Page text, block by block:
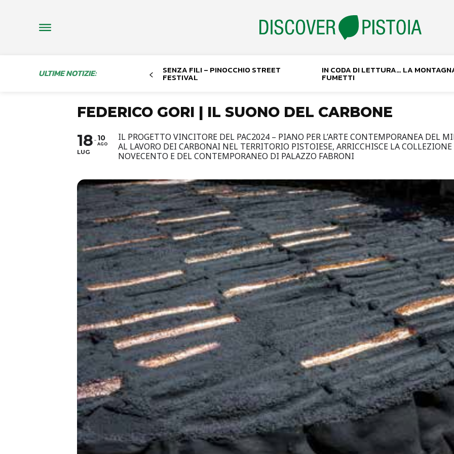
ULTIME NOTIZIE: SENZA FILI – PINOCCHIO STREET
FESTIVAL
IN CODA DI LETTURA… LA
FUMETTI
FEDERICO GORI | IL SUONO DEL CARBONE
18
LUG
10
AGO
IL PROGETTO VINCITORE DEL PAC2024 – PIANO PER L’ARTE CONTEMPORANEA DEL
AL LAVORO DEI CARBONAI NEL TERRITORIO PISTOIESE, ARRICCHISCE LA
NOVECENTO E DEL CONTEMPORANEO DI PALAZZO FABRONI